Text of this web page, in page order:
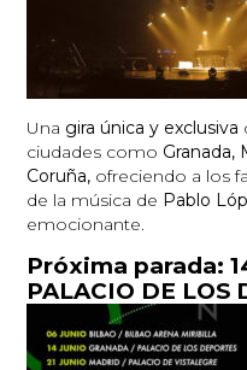
Una gira única y exclusiva
ciudades como Granada,
Coruña, ofreciendo a los
de la música de Pablo
emocionante.
Próxima parada:
PALACIO DE LOS